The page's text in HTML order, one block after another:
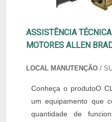
ASSISTÊNCIA
MOTORES ALLEN
LOCAL MANUTENÇÃO /
Conheça o produtoO
um equipamento que
quantidade de